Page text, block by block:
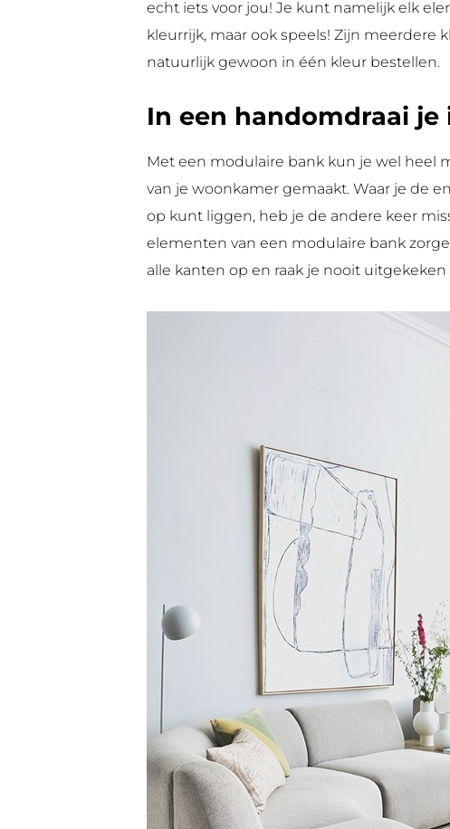
echt iets voor jou! Je kunt namelijk elk
kleurrijk, maar ook speels! Zijn meerdere
natuurlijk gewoon in één kleur bestellen.
In een handomdraai
Met een modulaire bank kun je wel heel
van je woonkamer gemaakt. Waar je de
op kunt liggen, heb je de andere keer
elementen van een modulaire bank
alle kanten op en raak je nooit